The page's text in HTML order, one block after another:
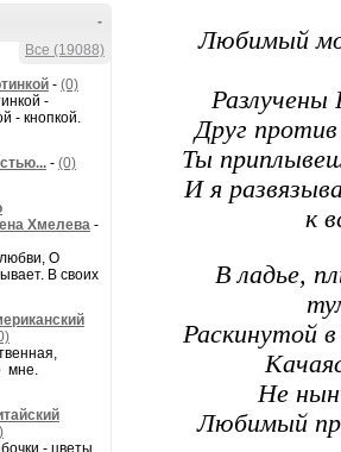
-
Все (19088)
- (0)
-
- кнопкой.
- (0)
Хмелева -
О
В своих
мне.
- цветы
Любимый
Разлучены
Друг
Ты
И я
к
В ладье,
Раскинутой в
Не
Любимый